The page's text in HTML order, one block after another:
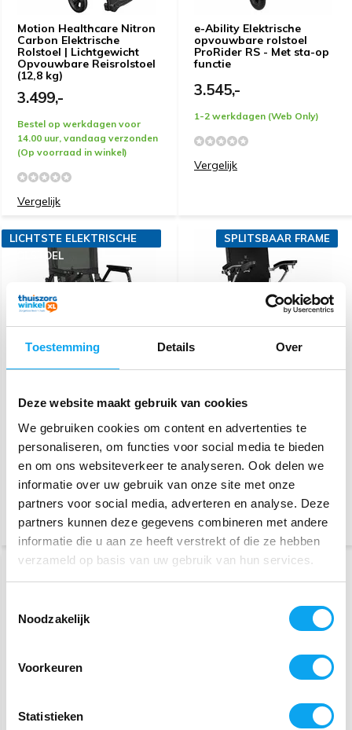
Toestemming Details Over
Deze website maakt gebruik van cookies
We gebruiken cookies om content en advertenties te
personaliseren, om functies voor social media te bieden
en om ons websiteverkeer te analyseren. Ook delen we
informatie over uw gebruik van onze site met onze
partners voor social media, adverteren en analyse. Deze
partners kunnen deze gegevens combineren met andere
informatie die u aan ze heeft verstrekt of die ze hebben
verzameld op basis van uw gebruik van hun services.
Noodzakelijk
Voorkeuren
Statistieken
Motion Healthcare Nitron
Carbon Elektrische
Rolstoel | Lichtgewicht
Opvouwbare Reisrolstoel
(12,8 kg)
3.499,-
Bestel op werkdagen voor
14.00 uur, vandaag verzonden
(Op voorraad in winkel)
Vergelijk
e-Ability Elektrische
opvouwbare rolstoel
ProRider RS - Met sta-op
functie
3.545,-
1-2 werkdagen (Web Only)
Vergelijk
Elektrische Rolstoel (8,6
LICHTSTE ELEKTRISCHE
ROLSTOEL
3.895,-
2-3 werkdagen (Web Only)
Vergelijk
ProRider SF - Split frame
SPLITSBAAR FRAME
3.625,-
4-5 werkdagen (Op voorraad
in winkel)
Vergelijk
Excel Elektrische rolstoel
Smile - Lichtgewicht &
-5%
SALE
Excel X50R Elektrische
opvouwbare rolstoel
SLECHTS 22 KG